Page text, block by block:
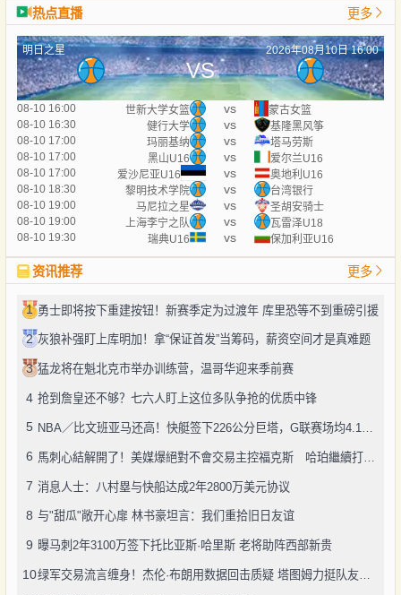
热点直播 更多
明日之星 2026年08月10日 16:00
VS
08-10 16:00 世新大学女篮 vs
蒙古女篮
08-10 16:30
健行大学 vs
基隆黑风筝
08-10 17:00
玛丽基纳 vs
塔马劳斯
08-10 17:00
黑山U16 vs
爱尔兰U16
08-10 17:00
爱沙尼亚U16 vs
奥地利U16
08-10 18:30
黎明技术学院 vs
台湾银行
08-10 19:00
马尼拉之星 vs
圣胡安骑士
08-10 19:00
上海李宁之队 vs
瓦雷泽U18
08-10 19:30
瑞典U16 vs 保加利亚U16
资讯推荐 更多
1 勇士即将按下重建按钮！新赛季定为过渡年 库里恐等不到重磅引援
2 灰狼补强盯上库明加！拿“保证首发”当筹码，薪资空间才是真难题
3 猛龙将在魁北克市举办训练营，温哥华迎来季前赛
4 抢到詹皇还不够？七六人盯上这位多队争抢的优质中锋
5
6
7 消息人士：八村塁与快船达成2年2800万美元协议
8 与"甜瓜"敞开心扉 林书豪坦言：我们重拾旧日友谊
9 曝马刺2年3100万签下托比亚斯·哈里斯 老将助阵西部新贵
10 绿军交易流言缠身！杰伦·布朗用数据回击质疑 塔图姆力挺队友续约